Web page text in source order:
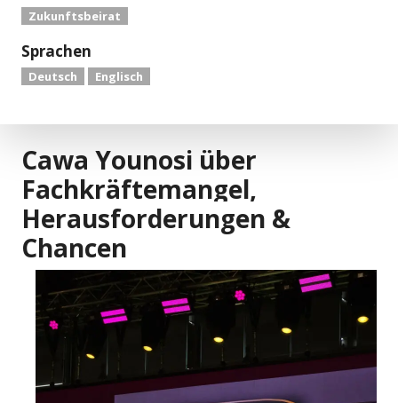
Zukunftsbeirat
Sprachen
Deutsch Englisch
Cawa Younosi über
Fachkräftemangel,
Herausforderungen &
Chancen